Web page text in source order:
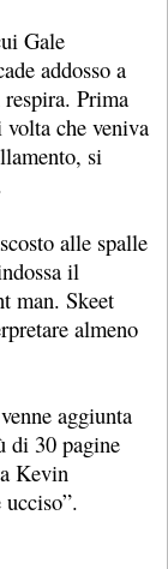
Gale
addosso a
Prima
volta che veniva
si
alle spalle
il
man. Skeet
almeno
aggiunta
di 30 pagine
Kevin